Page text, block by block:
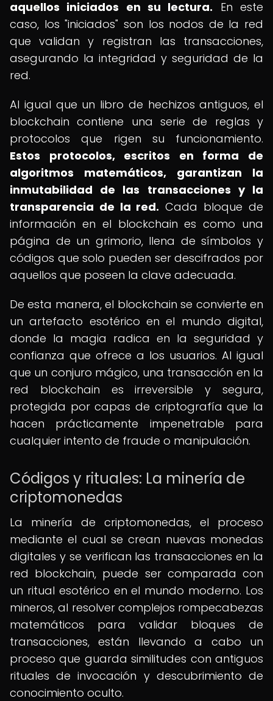
aquellos iniciados en su lectura. En este
caso, los "iniciados" son los nodos de la red
que validan y registran las transacciones,
asegurando la integridad y seguridad de la
red.
Al igual que un libro de hechizos antiguos, el
blockchain contiene una serie de reglas y
protocolos que rigen su funcionamiento.
Estos protocolos, escritos en forma de
algoritmos matemáticos, garantizan la
inmutabilidad de las transacciones y la
transparencia de la red. Cada bloque de
información en el blockchain es como una
página de un grimorio, llena de símbolos y
códigos que solo pueden ser descifrados por
aquellos que poseen la clave adecuada.
De esta manera, el blockchain se convierte en
un artefacto esotérico en el mundo digital,
donde la magia radica en la seguridad y
confianza que ofrece a los usuarios. Al igual
que un conjuro mágico, una transacción en la
red blockchain es irreversible y segura,
protegida por capas de criptografía que la
hacen prácticamente impenetrable para
cualquier intento de fraude o manipulación.
Códigos y rituales: La minería de
criptomonedas
La minería de criptomonedas, el proceso
mediante el cual se crean nuevas monedas
digitales y se verifican las transacciones en la
red blockchain, puede ser comparada con
un ritual esotérico en el mundo moderno. Los
mineros, al resolver complejos rompecabezas
matemáticos para validar bloques de
transacciones, están llevando a cabo un
proceso que guarda similitudes con antiguos
rituales de invocación y descubrimiento de
conocimiento oculto.